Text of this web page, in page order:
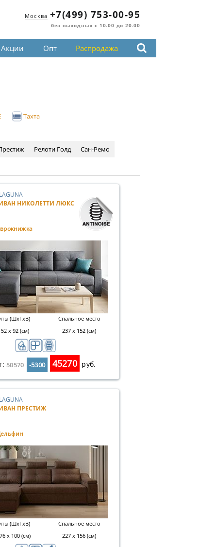
Москва +7(499) 753-00-95
без выходных с 10.00 до 20.00
Акции Опт Распродажа
Тахта
Релоти Голд Сан-Ремо
НИКОЛЕТТИ ЛЮКС
(ШхГхВ)
х 92 (см)
Спальное место
237 x 152 (см)
50570 -5300 45270 руб.
ПРЕСТИЖ
(ШхГхВ)
х 100 (см)
Спальное место
227 х 156 (см)